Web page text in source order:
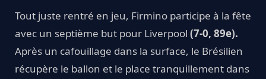
Tout juste rentré en jeu, Firmino participe à la fête
avec un septième but pour Liverpool (7-0, 89e).
Après un cafouillage dans la surface, le Brésilien
récupère le ballon et le place tranquillement dans